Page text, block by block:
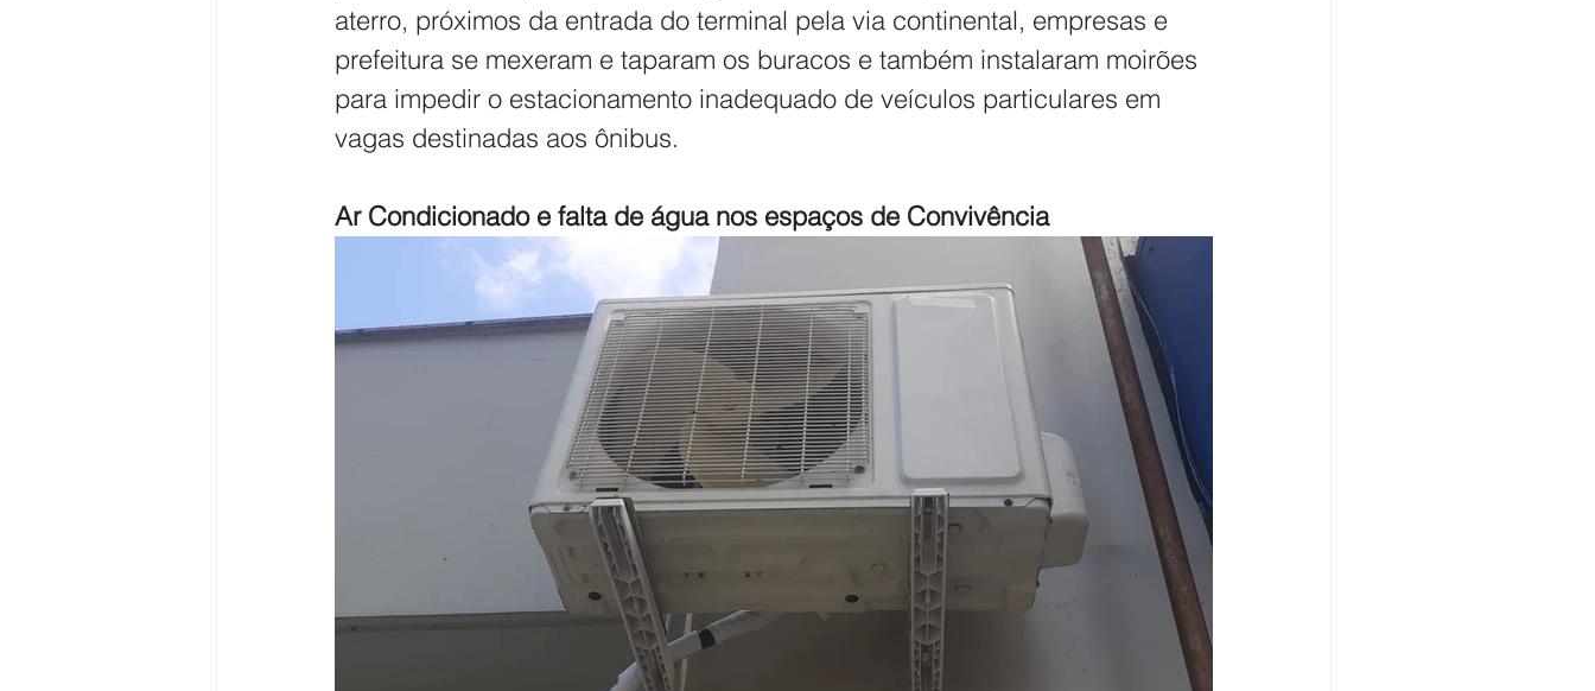
aterro, próximos da entrada do terminal pela via continental, empresas e
prefeitura se mexeram e taparam os buracos e também instalaram moirões
para impedir o estacionamento inadequado de veículos particulares em
vagas destinadas aos ônibus.
Ar Condicionado e falta de água nos espaços de Convivência